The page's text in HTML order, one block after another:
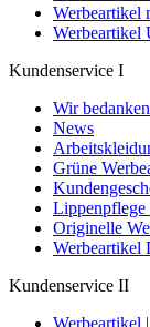
Werbeartikel
Werbeartikel
Kundenservice I
Wir
News
Grüne
Lippenpflege
Originelle
Werbeartikel
Kundenservice II
Werbeartikel